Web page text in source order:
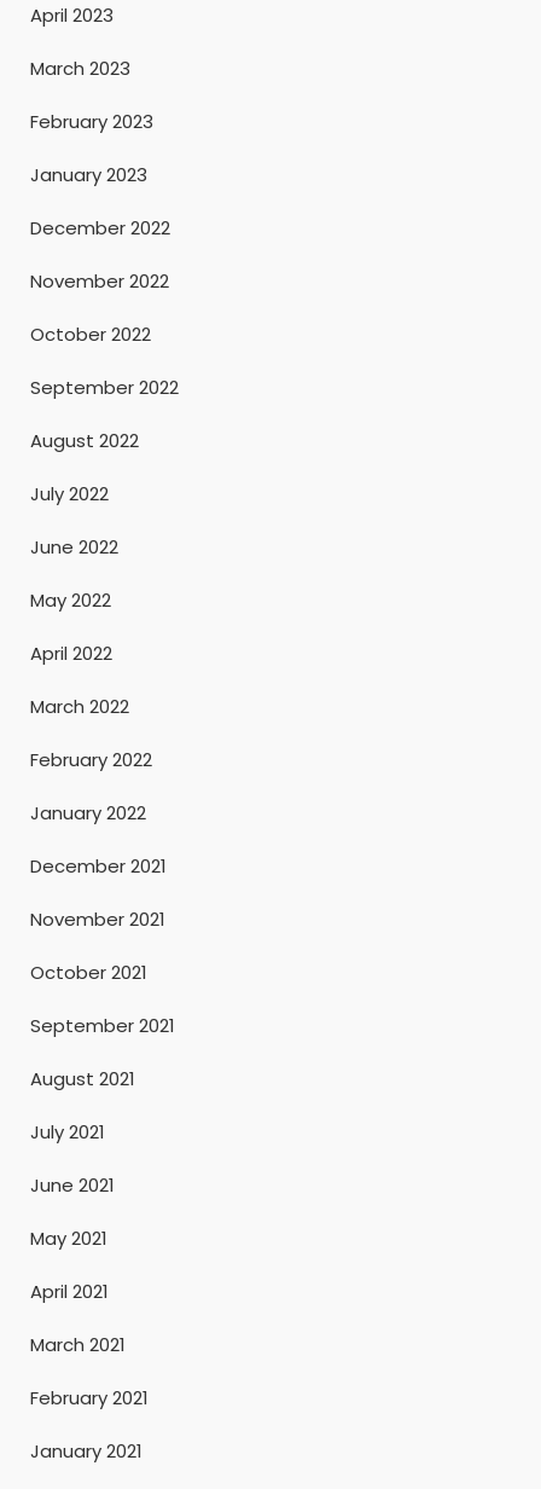
April 2023
March 2023
February 2023
January 2023
December 2022
November 2022
October 2022
September 2022
August 2022
July 2022
June 2022
May 2022
April 2022
March 2022
February 2022
January 2022
December 2021
November 2021
October 2021
September 2021
August 2021
July 2021
June 2021
May 2021
April 2021
March 2021
February 2021
January 2021